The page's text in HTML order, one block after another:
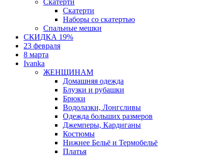
Скатерти
Скатерти
Наборы со скатертью
Спальные мешки
СКИДКА 19%
23 февраля
8 марта
Ivanka
ЖЕНЩИНАМ
Домашняя одежда
Блузки и рубашки
Брюки
Водолазки, Лонгсливы
Одежда больших размеров
Джемперы, Кардиганы
Костюмы
Нижнее Бельё и Термобельё
Платья